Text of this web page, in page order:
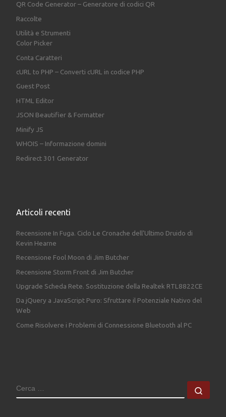
QR Code Generator – Generatore di codici QR
Raccolte
Utilità e Strumenti
Color Picker
Conta Caratteri
cURL to PHP – Converti cURL in codice PHP
Guest Post
HTML Editor
JSON Beautifier & Formatter
Minify JS
WHOIS – Informazione domini
Redirect 301 Generator
Articoli recenti
Recensione In Fuga. Ciclo Le Cronache dell’Ultimo Druido di
Kevin Hearne
Recensione Fool Moon di Jim Butcher
Recensione Storm Front di Jim Butcher
Upgrade Scheda Rete. Sostituzione della Realtek RTL8822CE
Da jQuery a JavaScript Puro: Sfruttare il Potenziale Nativo del
Web
Come Risolvere i Problemi di Connessione Bluetooth al PC
CERCA